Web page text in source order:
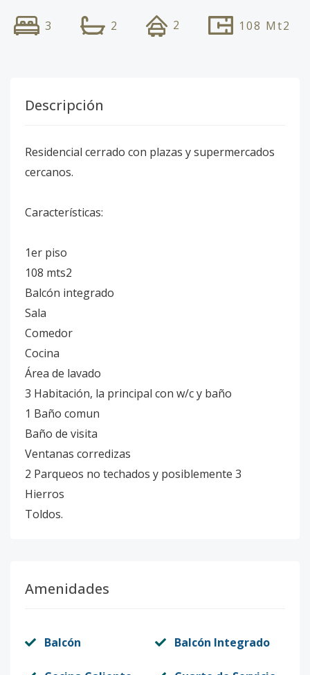
3 2 2 108 Mt2
Descripción
Residencial cerrado con plazas y supermercados
cercanos.
Características:
1er piso
108 mts2
Balcón integrado
Sala
Comedor
Cocina
Área de lavado
3 Habitación, la principal con w/c y baño
1 Baño comun
Baño de visita
Ventanas corredizas
2 Parqueos no techados y posiblemente 3
Hierros
Toldos.
Amenidades
Balcón Balcón Integrado